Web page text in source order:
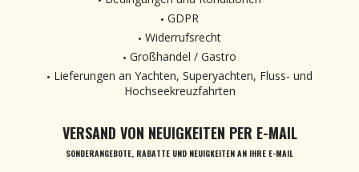
GDPR
Widerrufsrecht
Großhandel / Gastro
Lieferungen an Yachten, Superyachten, Fluss- und
Hochseekreuzfahrten
VERSAND VON NEUIGKEITEN PER E-MAIL
SONDERANGEBOTE, RABATTE UND NEUIGKEITEN AN IHRE E-MAIL